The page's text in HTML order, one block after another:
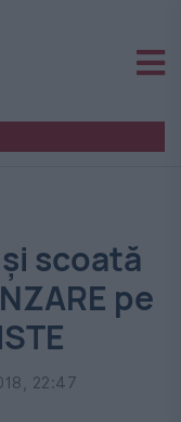
scoată
pe
22:47